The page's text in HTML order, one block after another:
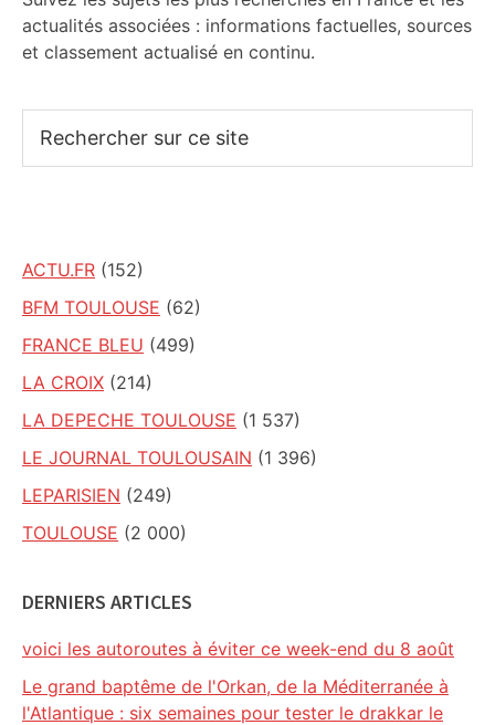
actualités associées : informations factuelles, sources
et classement actualisé en continu.
sur
ACTU.FR (152)
BFM TOULOUSE (62)
FRANCE BLEU (499)
LA CROIX (214)
LA DEPECHE TOULOUSE (1 537)
LE JOURNAL TOULOUSAIN (1 396)
LEPARISIEN (249)
TOULOUSE (2 000)
DERNIERS ARTICLES
voici les autoroutes à éviter ce week-end du 8 août
Le grand baptême de l'Orkan, de la Méditerranée à
l'Atlantique : six semaines pour tester le drakkar le